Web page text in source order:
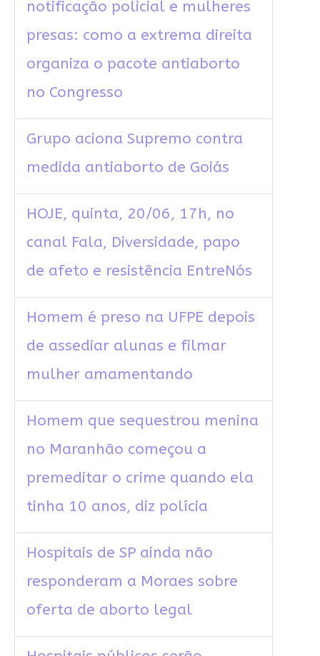
notificação policial e mulheres
presas: como a extrema direita
organiza o pacote antiaborto
no Congresso
Grupo aciona Supremo contra
medida antiaborto de Goiás
HOJE, quinta, 20/06, 17h, no
canal Fala, Diversidade, papo
de afeto e resistência EntreNós
Homem é preso na UFPE depois
de assediar alunas e filmar
mulher amamentando
Homem que sequestrou menina
no Maranhão começou a
premeditar o crime quando ela
tinha 10 anos, diz polícia
Hospitais de SP ainda não
responderam a Moraes sobre
oferta de aborto legal